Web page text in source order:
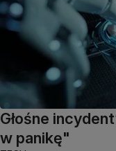
Głośne
w panikę"